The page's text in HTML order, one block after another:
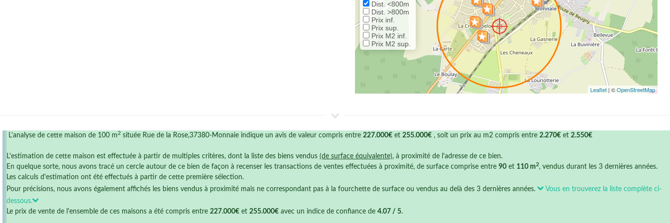
Dist. <800m
Dist. >800m
Prix inf.
Prix sup.
Prix M2 inf.
Prix M2 sup.
Leaflet| ©OpenStreetMap
L'analyse de cette maison de 100 m 2 située Rue de la Rose,37380-Monnaie indique un avis de valeur compris entre 227.000€ et 255.000€ , soit un prix au m2 compris entre 2.270€ et 2.550€
L'estimation de cette maison est effectuée à partir de multiples critères, dont la liste des biens vendus (de surface équivalente), à proximité de l'adresse de ce bien.
En quelque sorte, nous avons tracé un cercle autour de ce bien de façon à recenser les transactions de ventes effectuées à proximité, de surface comprise entre 90 et 110 m2, vendus durant les 3 dernières années.
Les calculs d'estimation ont été effectués à partir de cette première sélection.
Pour précisions, nous avons également affichés les biens vendus à proximité mais ne correspondant pas à la fourchette de surface ou vendus au delà des 3 dernières années.
Vous en trouverez la liste complète ci-
dessous.
Le prix de vente de l'ensemble de ces maisons a été compris entre 227.000€ et 255.000€ avec un indice de confiance de 4.07 / 5.